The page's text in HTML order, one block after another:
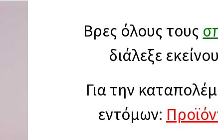
Βρες όλους τους
διάλεξε
Για την
εντόμων: